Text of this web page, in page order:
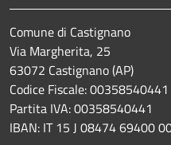
Comune di Castignano
Via Margherita, 25
63072 Castignano (AP)
Codice Fiscale: 00358540441
Partita IVA: 00358540441
IBAN: IT 15 J 08474 69400